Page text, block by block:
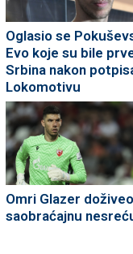
Oglasio se
Evo koje su bile
Srbina nakon
Lokomotivu
Omri Glazer doživeo
saobraćajnu